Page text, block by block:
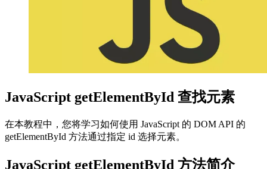
JavaScript getElementById 查找元素
在本教程中，您将学习如何使用 JavaScript 的 DOM API 的
getElementById 方法通过指定 id 选择元素。
JavaScript getElementById 方法简介